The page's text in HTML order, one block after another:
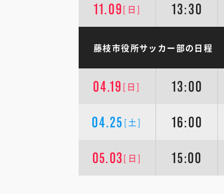
11.09[日] 13:30
藤枝市役所サッカー部の日程
04.19 [日] 13:00
04.25 [土] 16:00
05.03 [日] 15:00